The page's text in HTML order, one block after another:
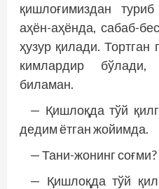
қишлоғимиздан
аҳён-аҳёнда, сабаб-
ҳузур қилади. Тортган
кимлардир бўлади,
биламан.
— Қишлоқда тўй
дедим ётган жойимда.
— Тани-жонинг
— Қишлоқда тўй